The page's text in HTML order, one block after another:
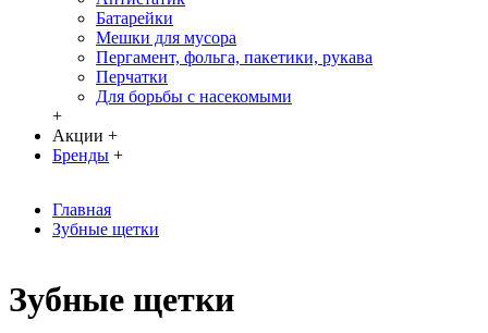
Батарейки
Мешки для мусора
Пергамент, фольга, пакетики, рукава
Перчатки
Для борьбы с насекомыми
+
Акции +
Бренды +
Главная
Зубные щетки
Зубные щетки